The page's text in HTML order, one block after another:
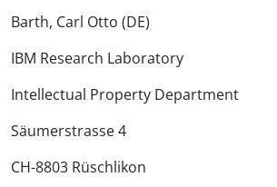
Barth, Carl Otto (DE)
IBM Research Laboratory
Intellectual Property Department
Säumerstrasse 4
CH-8803 Rüschlikon